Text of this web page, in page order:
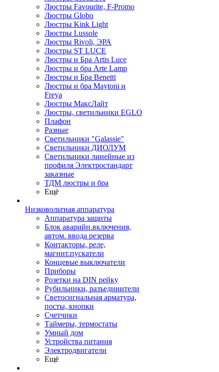
Люстры Favourite, F-Promo
Люстры Globo
Люстры Kink Light
Люстры Lussole
Люстры Rivoli, ЭРА
Люстры ST LUCE
Люстры и Бра Artis Luce
Люстры и бра Arte Lamp
Люстры и Бра Benetti
Люстры и бра Maytoni и
Freya
Люстры МаксЛайт
Люстры, светильники EGLO
Плафон
Разные
Светильники "Galassie"
Светильники ДИОЛУМ
Светильники линейные из
профиля Электростандарт
заказные
ТДМ люстры и бра
Ещё
Низковольтная аппаратура
Аппаратура защиты
Блок аварийн.включения,
автом. ввода резерва
Контакторы, реле,
магнит.пускатели
Концевые выключатели
Приборы
Розетки на DIN рейку
Рубильники, разъединители
Светосигнальная арматура,
посты, кнопки
Счетчики
Таймеры, термостаты
Умный дом
Устройства питания
Электродвигатели
Ещё